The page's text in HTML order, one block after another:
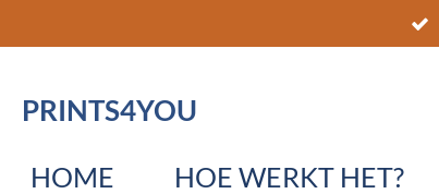
direct
dePRINTS4YOU
HOME HOE WERKT HET?